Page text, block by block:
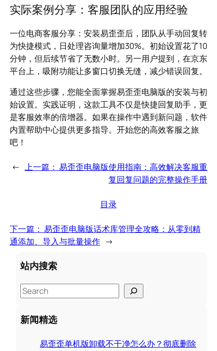
实际案例分享：客服团队的应用经验
一位电商客服分享：安装易歪歪后，团队从手动回复转
为快捷模式，日处理咨询量增加30%。初始设置花了10
分钟，但后续节省了无数小时。另一用户提到，在京东
平台上，吸附功能让多窗口切换无缝，减少错误回复。
通过这些步骤，您能全面掌握易歪歪电脑版的安装与初
始设置。实践证明，这款工具不仅是快捷回复助手，更
是客服效率的倍增器。如果在操作中遇到新问题，软件
内置帮助中心提供更多指导。开始您的高效客服之旅
吧！
← 上一篇： 易歪歪电脑版使用指南：高效解决客服重
复回复问题的完整操作手册
目录
下一篇： 易歪歪电脑版话术库管理全攻略：从零到精
通添加、导入与批量操作 →
站内搜索
S
e
a
r
新闻精选
易歪歪单机版卸载不干净怎么办？彻底删除